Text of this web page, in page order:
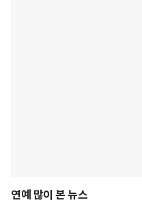
연예 많이 본 뉴스